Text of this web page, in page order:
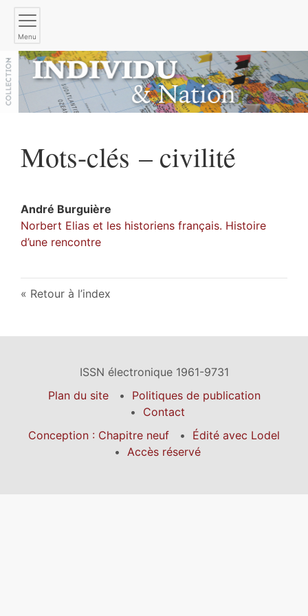
Menu
Mots-clés – civilité
André Burguière
Norbert Elias et les historiens français. Histoire
d’une rencontre
Retour à l’index
ISSN électronique 1961-9731
Plan du site
Politiques de publication
Contact
Conception : Chapitre neuf
Édité avec Lodel
Accès réservé